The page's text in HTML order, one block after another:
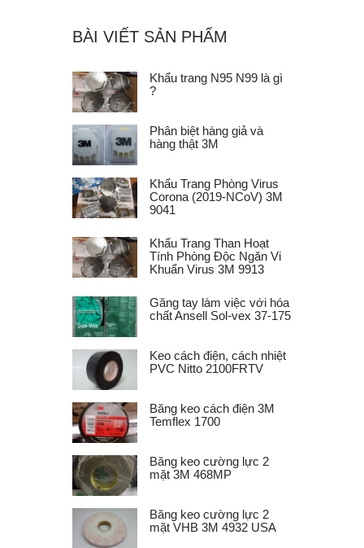
BÀI VIẾT SẢN PHẨM
Khẩu trang N95 N99 là gì
?
Phân biệt hàng giả và
hàng thật 3M
Khẩu Trang Phòng Virus
Corona (2019-NCoV) 3M
9041
Khẩu Trang Than Hoạt
Tính Phòng Độc Ngăn Vi
Khuẩn Virus 3M 9913
Găng tay làm việc với hóa
chất Ansell Sol-vex 37-175
Keo cách điện, cách nhiệt
PVC Nitto 2100FRTV
Băng keo cách điện 3M
Temflex 1700
Băng keo cường lực 2
mặt 3M 468MP
Băng keo cường lực 2
mặt VHB 3M 4932 USA